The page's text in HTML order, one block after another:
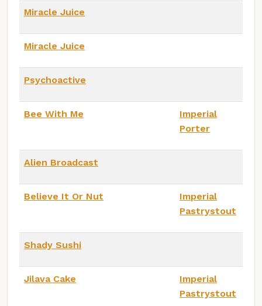
Miracle Juice
Miracle Juice
Psychoactive
Bee With Me
Imperial
Porter
Alien Broadcast
Believe It Or Nut
Imperial
Pastrystout
Shady Sushi
Jilava Cake
Imperial
Pastrystout